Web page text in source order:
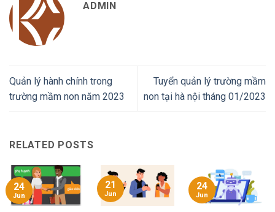
ADMIN
Quản lý hành chính trong
trường mầm non năm 2023
Tuyển quản lý trường mầm
non tại hà nội tháng 01/2023
RELATED POSTS
24
Jun
21
Jun
24
Jun